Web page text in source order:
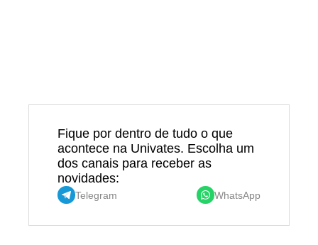
Fique por dentro de tudo o que
acontece na Univates. Escolha um
dos canais para receber as
novidades:
Telegram WhatsApp